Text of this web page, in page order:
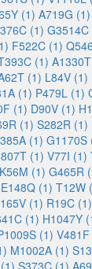
(1) A719G (1)
(1) G3514C
F522C (1)
(1)
(1) L84V (1)
(1) P479L (1)
(1) D90V (1)
(1) S282R (1)
(1) G1170S
(1) V77I (1)
K56M (1) G465R
E148Q (1) T12W
(1) R19C (1)
(1) H1047Y
(1)
M1002A (1)
S373C (1)